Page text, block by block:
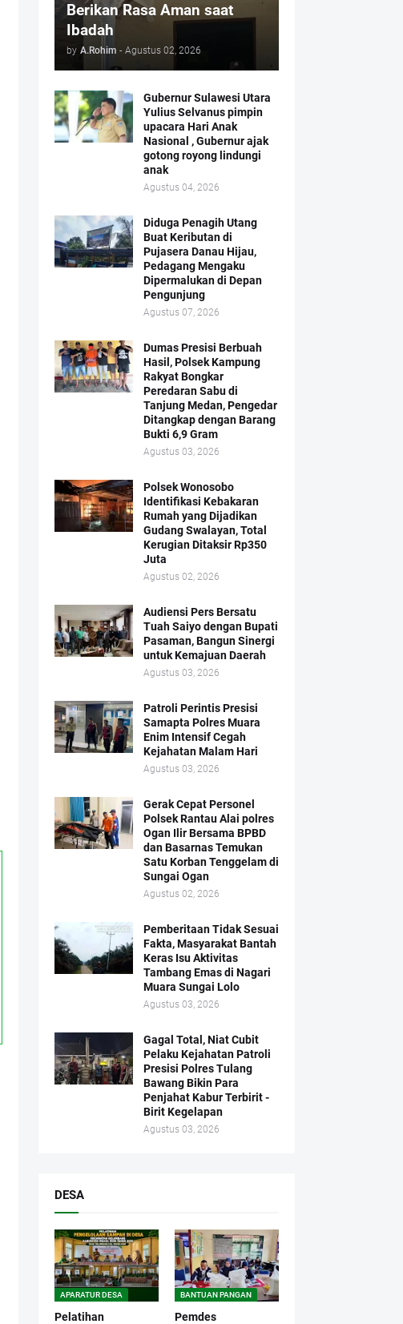
Berikan Rasa Aman saat
Ibadah
by A.Rohim - Agustus 02, 2026
Gubernur Sulawesi Utara
Yulius Selvanus pimpin
upacara Hari Anak
Nasional , Gubernur ajak
gotong royong lindungi
anak
Agustus 04, 2026
Diduga Penagih Utang
Buat Keributan di
Pujasera Danau Hijau,
Pedagang Mengaku
Dipermalukan di Depan
Pengunjung
Agustus 07, 2026
Dumas Presisi Berbuah
Hasil, Polsek Kampung
Rakyat Bongkar
Peredaran Sabu di
Tanjung Medan, Pengedar
Ditangkap dengan Barang
Bukti 6,9 Gram
Agustus 03, 2026
Polsek Wonosobo
Identifikasi Kebakaran
Rumah yang Dijadikan
Gudang Swalayan, Total
Kerugian Ditaksir Rp350
Juta
Agustus 02, 2026
Audiensi Pers Bersatu
Tuah Saiyo dengan Bupati
Pasaman, Bangun Sinergi
untuk Kemajuan Daerah
Agustus 03, 2026
Patroli Perintis Presisi
Samapta Polres Muara
Enim Intensif Cegah
Kejahatan Malam Hari
Agustus 03, 2026
Gerak Cepat Personel
Polsek Rantau Alai polres
Ogan Ilir Bersama BPBD
dan Basarnas Temukan
Satu Korban Tenggelam di
Sungai Ogan
Agustus 02, 2026
Pemberitaan Tidak Sesuai
Fakta, Masyarakat Bantah
Keras Isu Aktivitas
Tambang Emas di Nagari
Muara Sungai Lolo
Agustus 03, 2026
Gagal Total, Niat Cubit
Pelaku Kejahatan Patroli
Presisi Polres Tulang
Bawang Bikin Para
Penjahat Kabur Terbirit -
Birit Kegelapan
Agustus 03, 2026
DESA
APARATUR DESA
Pelatihan
BANTUAN PANGAN
Pemdes